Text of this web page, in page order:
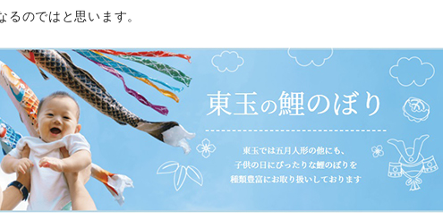
るのではと思います。